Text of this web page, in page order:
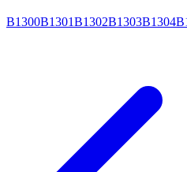
B1300B1301B1302B1303B1304